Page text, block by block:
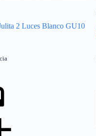
2 Luces Blanco GU10